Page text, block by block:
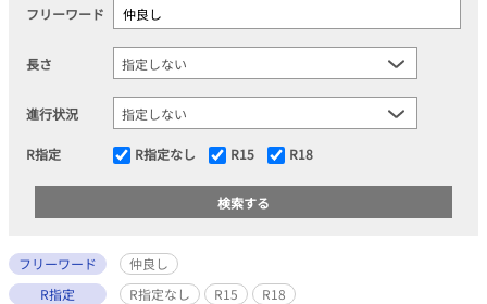
フリーワード
長さ
進行状況
R指定 R指定なし R15 R18
フリーワード
仲良し
R指定
R指定なし R15 R18